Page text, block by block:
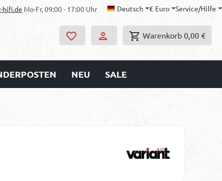
hifi.de Mo-Fr, 09:00 - 17:00 Uhr Deutsch € Euro Service/Hilfe
Warenkorb 0,00 €
NEU SALE